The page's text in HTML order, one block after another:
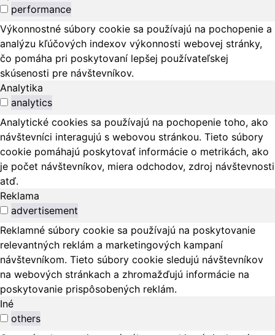
performance
Výkonnostné súbory cookie sa používajú na pochopenie a
analýzu kľúčových indexov výkonnosti webovej stránky,
čo pomáha pri poskytovaní lepšej používateľskej
skúsenosti pre návštevníkov.
Analytika
analytics
Analytické cookies sa používajú na pochopenie toho, ako
návštevníci interagujú s webovou stránkou. Tieto súbory
cookie pomáhajú poskytovať informácie o metrikách, ako
je počet návštevníkov, miera odchodov, zdroj návštevnosti
atď.
Reklama
advertisement
Reklamné súbory cookie sa používajú na poskytovanie
relevantných reklám a marketingových kampaní
návštevníkom. Tieto súbory cookie sledujú návštevníkov
na webových stránkach a zhromažďujú informácie na
poskytovanie prispôsobených reklám.
Iné
others